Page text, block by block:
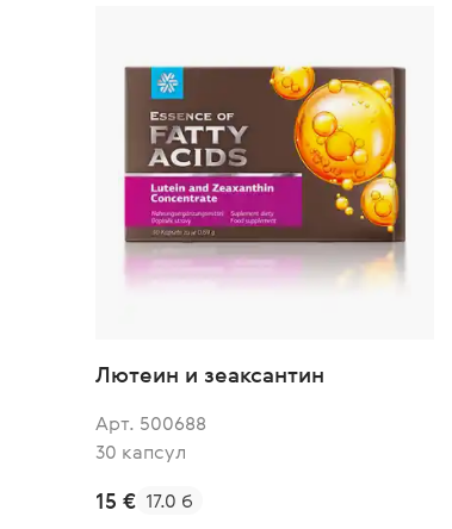
Лютеин и зеаксантин
Арт. 500688
30 капсул
15 € 17.0 б